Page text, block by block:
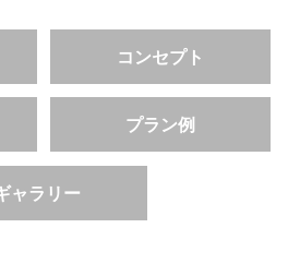
コンセプト
プラン例
ャラリー